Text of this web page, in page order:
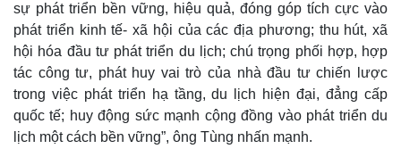
sự phát triển bền vững, hiệu quả, đóng góp tích cực vào
phát triển kinh tế- xã hội của các địa phương; thu hút, xã
hội hóa đầu tư phát triển du lịch; chú trọng phối hợp, hợp
tác công tư, phát huy vai trò của nhà đầu tư chiến lược
trong việc phát triển hạ tầng, du lịch hiện đại, đẳng cấp
quốc tế; huy động sức mạnh cộng đồng vào phát triển du
lịch một cách bền vững”, ông Tùng nhấn mạnh.